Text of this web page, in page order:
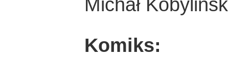
Michał
Komiks: